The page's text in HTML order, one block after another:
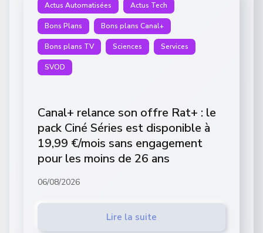
Actus Automatisées Actus Tech
Bons Plans Bons plans Canal+
Bons plans TV Sciences Services
SVOD
Canal+ relance son offre Rat+ : le
pack Ciné Séries est disponible à
19,99 €/mois sans engagement
pour les moins de 26 ans
06/08/2026
Lire la suite